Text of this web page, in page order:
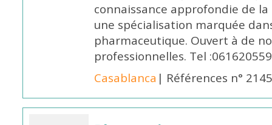
connaissance approfondie de
une spécialisation marquée
pharmaceutique. Ouvert à de
professionnelles. Tel
Casablanca | Références n°